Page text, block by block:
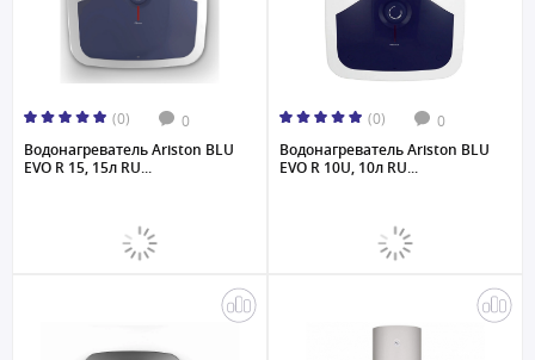
(0) 0
Водонагреватель Ariston BLU
EVO R 15, 15л RU...
(0) 0
Водонагреватель Ariston BLU
EVO R 10U, 10л RU...